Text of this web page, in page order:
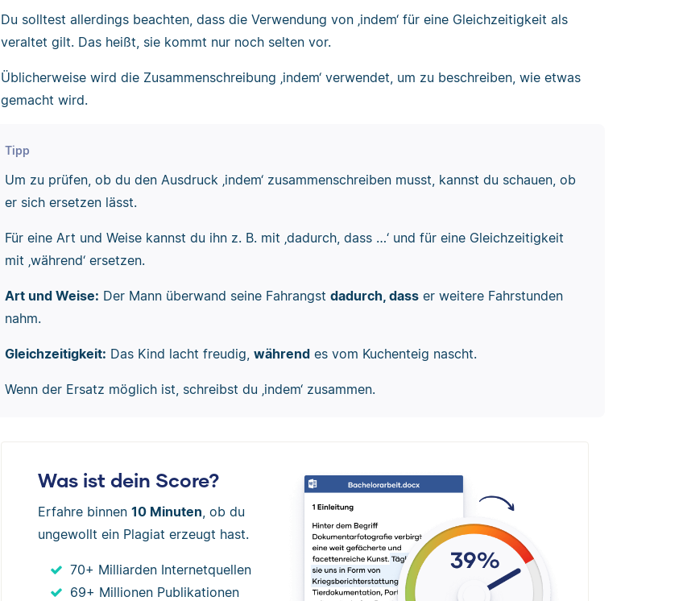
Du solltest allerdings beachten, dass die Verwendung von ‚indem‘ für eine Gleichzeitigkeit als
veraltet gilt. Das heißt, sie kommt nur noch selten vor.
Üblicherweise wird die Zusammenschreibung ‚indem‘ verwendet, um zu beschreiben, wie etwas
gemacht wird.
Tipp
Um zu prüfen, ob du den Ausdruck ‚indem‘ zusammenschreiben musst, kannst du schauen, ob
er sich ersetzen lässt.
Für eine Art und Weise kannst du ihn z. B. mit ‚dadurch, dass …‘ und für eine Gleichzeitigkeit
mit ‚während‘ ersetzen.
Art und Weise: Der Mann überwand seine Fahrangst dadurch, dasser weitere Fahrstunden
nahm.
Gleichzeitigkeit: Das Kind lacht freudig, währendes vom Kuchenteig nascht.
Wenn der Ersatz möglich ist, schreibst du ‚indem‘ zusammen.
Was ist dein Score?
Erfahre binnen 10 Minuten , ob du
ungewollt ein Plagiat erzeugt hast.
70+ Milliarden Internetquellen
69+ Millionen Publikationen